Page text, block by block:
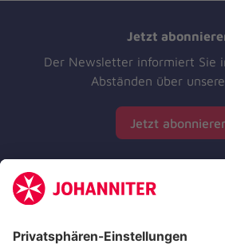
Jetzt
Der Newsletter informiert Sie
Abständen über
Jetzt
Zertifizierung der Johanniter-